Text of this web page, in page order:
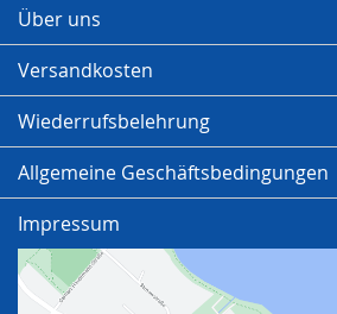
Über uns
Versandkosten
Wiederrufsbelehrung
Allgemeine Geschäftsbedingungen
Impressum